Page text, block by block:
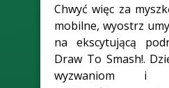
Chwyć więc za
mobilne, wyostrz
na ekscytującą
Draw To Smash!.
wyzwaniom i